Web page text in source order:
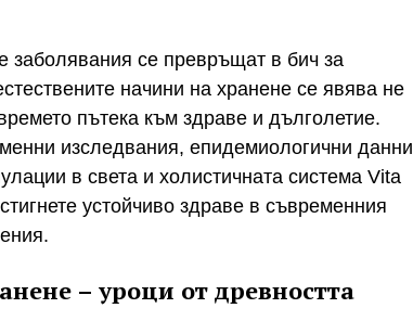
заболявания се превръщат в бич за
начини на хранене се явява не
пътека към здраве и дълголетие.
изследвания, епидемиологични данни
в света и холистичната система Vita
устойчиво здраве в съвременния
– уроци от древността